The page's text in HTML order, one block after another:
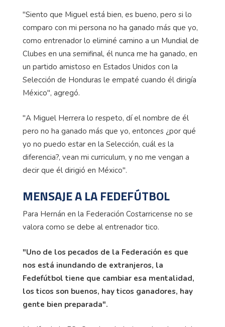
"Siento que Miguel está bien, es bueno, pero si lo
comparo con mi persona no ha ganado más que yo,
como entrenador lo eliminé camino a un Mundial de
Clubes en una semifinal, él nunca me ha ganado, en
un partido amistoso en Estados Unidos con la
Selección de Honduras le empaté cuando él dirigía
México", agregó.
"A Miguel Herrera lo respeto, dí el nombre de él
pero no ha ganado más que yo, entonces ¿por qué
yo no puedo estar en la Selección, cuál es la
diferencia?, vean mi curriculum, y no me vengan a
decir que él dirigió en México".
MENSAJE A LA FEDEFÚTBOL
Para Hernán en la Federación Costarricense no se
valora como se debe al entrenador tico.
"Uno de los pecados de la Federación es que
nos está inundando de extranjeros, la
Fedefútbol tiene que cambiar esa mentalidad,
los ticos son buenos, hay ticos ganadores, hay
gente bien preparada".